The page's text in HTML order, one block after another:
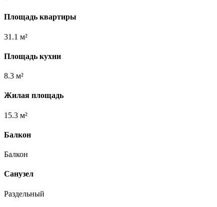
Площадь квартиры
31.1 м²
Площадь кухни
8.3 м²
Жилая площадь
15.3 м²
Балкон
Балкон
Санузел
Раздельный